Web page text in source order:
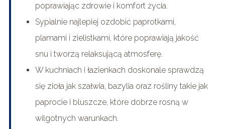
poprawiając zdrowie i komfort życia.
Sypialnie najlepiej ozdobić paprotkami,
plamami i zielistkami, które poprawiają jakość
snu i tworzą relaksującą atmosferę.
W kuchniach i łazienkach doskonale sprawdzą
się zioła jak szałwia, bazylia oraz rośliny takie jak
paprocie i bluszcze, które dobrze rosną w
wilgotnych warunkach.